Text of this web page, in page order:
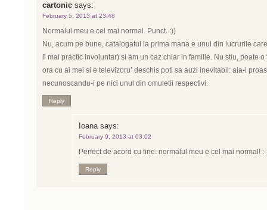
cartonic says:
February 5, 2013 at 23:48
Normalul meu e cel mai normal. Punct. :))
Nu, acum pe bune, catalogatul la prima mana e unul din lucrurile
il mai practic involuntar) si am un caz chiar in familie. Nu stiu, poate
ora cu ai mei si e televizoru’ deschis poti sa auzi inevitabil: aia-i
necunoscandu-i pe nici unul din omuletii respectivi.
Reply
Ioana says:
February 9, 2013 at 03:02
Perfect de acord cu tine: normalul meu e cel mai normal!
Reply